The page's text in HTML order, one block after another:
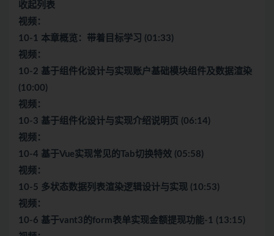
收起列表
视频：
10-1 本章概览：带着目标学习 (01:33)
视频：
10-2 基于组件化设计与实现账户基础模块组件及数据渲染
(10:00)
视频：
10-3 基于组件化设计与实现介绍说明页 (06:14)
视频：
10-4 基于Vue实现常见的Tab切换特效 (05:58)
视频：
10-5 多状态数据列表渲染逻辑设计与实现 (10:53)
视频：
10-6 基于vant3的form表单实现金额提现功能-1 (13:15)